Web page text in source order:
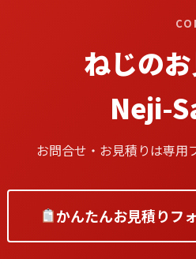
ねじの
Neji-
お問合せ・お見積りは専用
かんたんお見積りフ